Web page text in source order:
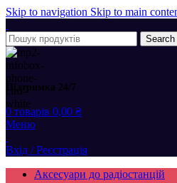
Skip to navigation Skip to main
Search
Підтримка 24/7
0 товарів 0,00 ₴
Меню
Вхід / Реєстрація
Аксесуари до радіостанцій